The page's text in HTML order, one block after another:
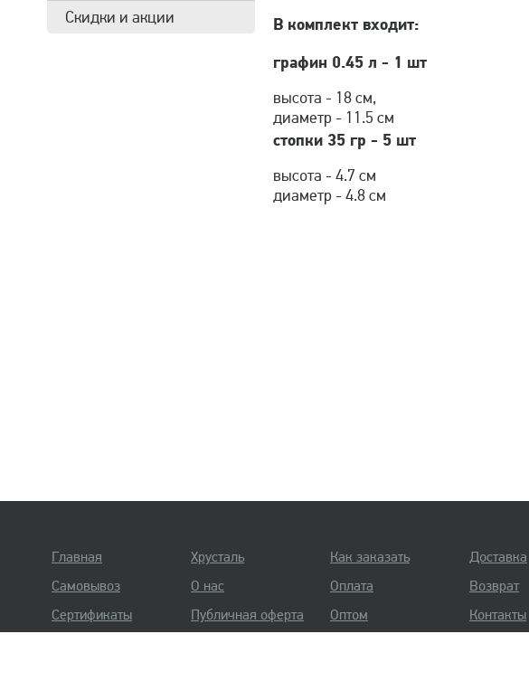
Скидки и акции
В комплект входит:
графин 0.45 л - 1 шт
высота - 18 см,
диаметр - 11.5 см
стопки 35 гр - 5 шт
высота - 4.7 см
диаметр - 4.8 см
Главная Хрусталь Как заказать
Доставка
Самовывоз
О нас Оплата
Возврат
Сертификаты
Публичная оферта Оптом Контакты